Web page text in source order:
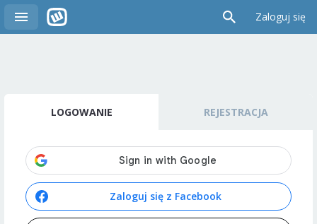
Zaloguj się
LOGOWANIE REJESTRACJA
Zaloguj się z Facebook